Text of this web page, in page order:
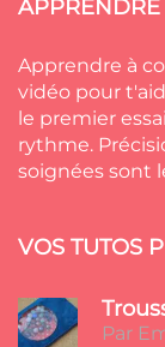
Apprendre à
vidéo pour
le premier
rythme.
soignées sont
VOS TUTOS
Par